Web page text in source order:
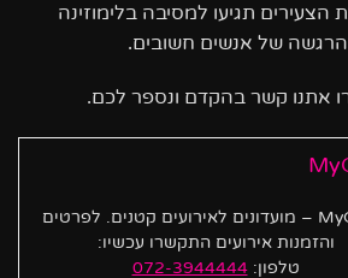
הצעירים תגיעו למסיבה בלימוזינה
של אנשים חשובים.
אתנו קשר בהקדם ונספר לכם.
MyClubs – מועדונים לאירועים קטנים. לפרטים
והזמנות אירועים התקשרו עכשיו:
טלפון:072-3944444